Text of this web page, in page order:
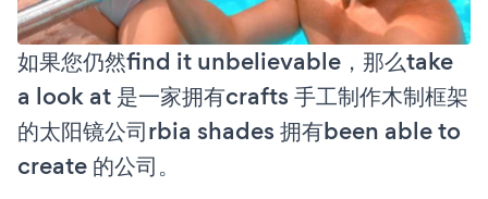
如果您仍然find it unbelievable，那么take
a look at 是一家拥有crafts 手工制作木制框架
的太阳镜公司rbia shades 拥有been able to
create 的公司。